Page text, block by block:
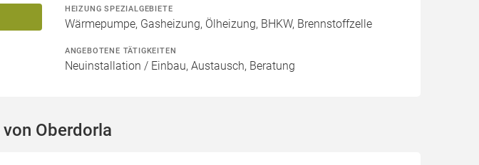
HEIZUNG SPEZIALGEBIETE
Wärmepumpe, Gasheizung, Ölheizung, BHKW, Brennstoffzelle
ANGEBOTENE TÄTIGKEITEN
Neuinstallation / Einbau, Austausch, Beratung
Oberdorla